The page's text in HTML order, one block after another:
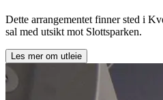
Dette arrangementet finner sted i
sal med utsikt mot Slottsparken.
Les mer om utleie